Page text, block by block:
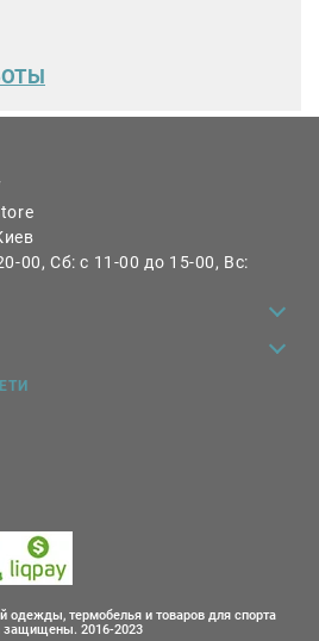
00, Сб: с 11-00 до 15-00, Вс:
одежды, термобелья и товаров для спорта
защищены. 2016-2023